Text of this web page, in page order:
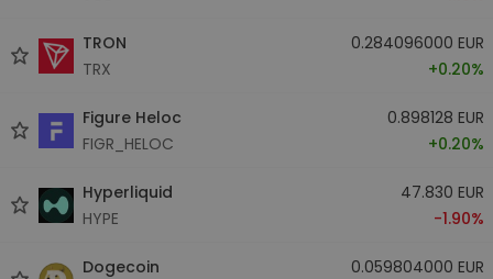
TRON
TRX
0.284096000 EUR
+0.20%
Figure Heloc
FIGR_HELOC
0.898128 EUR
+0.20%
Hyperliquid
HYPE
47.830 EUR
-1.90%
Dogecoin
0.059804000 EUR